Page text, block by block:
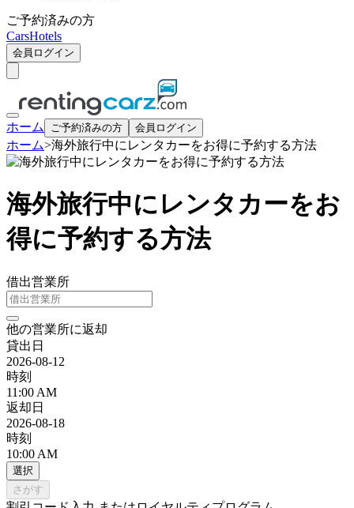
ご予約済みの方
CarsHotels
会員ログイン
ホーム ご予約済みの方 会員ログイン
ホーム>海外旅行中にレンタカーをお得に予約する方法
海外旅行中にレンタカーをお
得に予約する方法
借出営業所
他の営業所に返却
貸出日
2026-08-12
時刻
11:00 AM
返却日
2026-08-18
時刻
10:00 AM
選択
さがす